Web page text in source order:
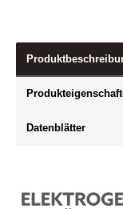
Datenblätter